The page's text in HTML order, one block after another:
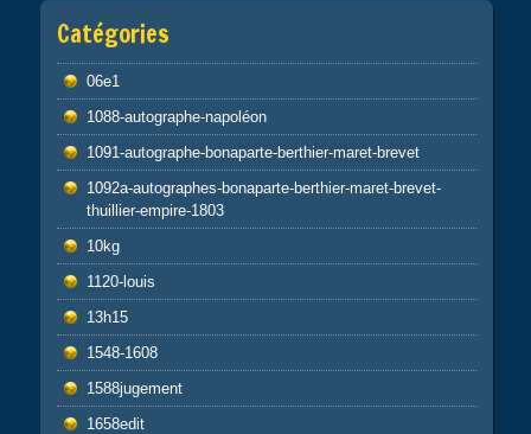
Catégories
06e1
1088-autographe-napoléon
1091-autographe-bonaparte-berthier-maret-brevet
1092a-autographes-bonaparte-berthier-maret-brevet-
thuillier-empire-1803
10kg
1120-louis
13h15
1548-1608
1588jugement
1658edit